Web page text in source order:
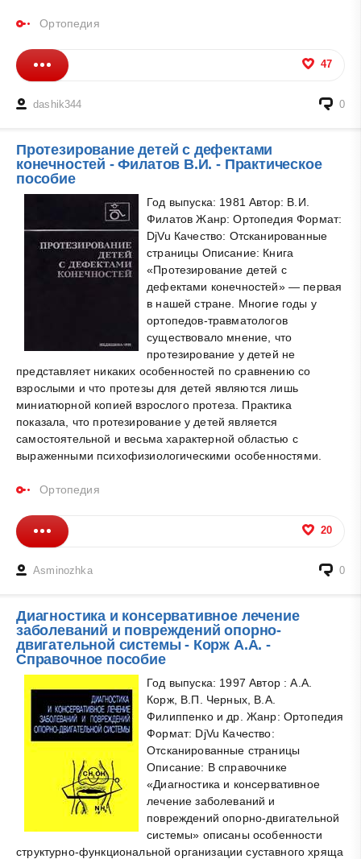
Ортопедия
47
dashik344 0
Протезирование детей с дефектами
конечностей - Филатов В.И. - Практическое
пособие
Год выпуска: 1981 Автор: В.И.
Филатов Жанр: Ортопедия Формат:
DjVu Качество: Отсканированные
страницы Описание: Книга
«Протезирование детей с
дефектами конечностей» — первая
в нашей стране. Многие годы у
ортопедов-травматологов
существовало мнение, что
протезирование у детей не
представляет никаких особенностей по сравнению со
взрослыми и что протезы для детей являются лишь
миниатюрной копией взрослого протеза. Практика
показала, что протезирование у детей является
самостоятельной и весьма характерной областью с
выраженными психофизиологическими особенностями.
Ортопедия
20
Asminozhka 0
Диагностика и консервативное лечение
заболеваний и повреждений опорно-
двигательной системы - Корж А.А. -
Справочное пособие
Год выпуска: 1997 Автор : А.А.
Корж, В.П. Черных, В.А.
Филиппенко и др. Жанр: Ортопедия
Формат: DjVu Качество:
Отсканированные страницы
Описание: В справочнике
«Диагностика и консервативное
лечение заболеваний и
повреждений опорно-двигательной
системы» описаны особенности
структурно-функциональной организации суставного хряща